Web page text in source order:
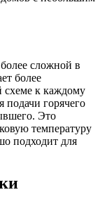
сложной в
более
схеме к каждому
подачи горячего
Это
температуру
подходит для